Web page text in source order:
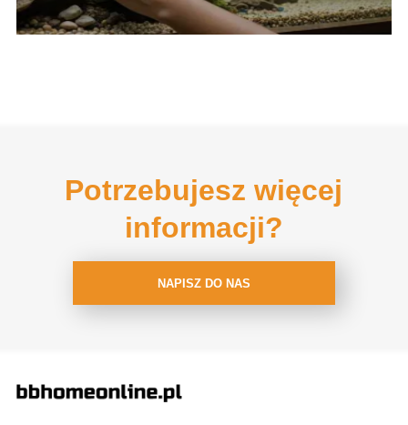
Potrzebujesz więcej
informacji?
NAPISZ DO NAS